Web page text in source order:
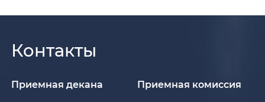
Контакты
Приемная декана Приемная комиссия